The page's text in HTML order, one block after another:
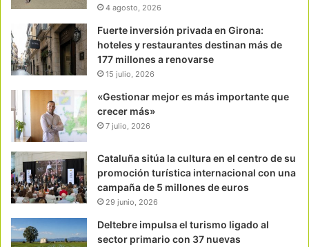
4 agosto, 2026
Fuerte inversión privada en Girona:
hoteles y restaurantes destinan más de
177 millones a renovarse
15 julio, 2026
«Gestionar mejor es más importante que
crecer más»
7 julio, 2026
Cataluña sitúa la cultura en el centro de su
promoción turística internacional con una
campaña de 5 millones de euros
29 junio, 2026
Deltebre impulsa el turismo ligado al
sector primario con 37 nuevas